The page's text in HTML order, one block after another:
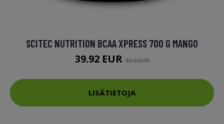
SCITEC NUTRITION BCAA XPRESS 700 G MANGO
39.92 EUR42.9 EUR
LISÄTIETOJA